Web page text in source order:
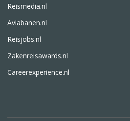
Reismedia.nl
Aviabanen.nl
Reisjobs.nl
Zakenreisawards.nl
Careerexperience.nl